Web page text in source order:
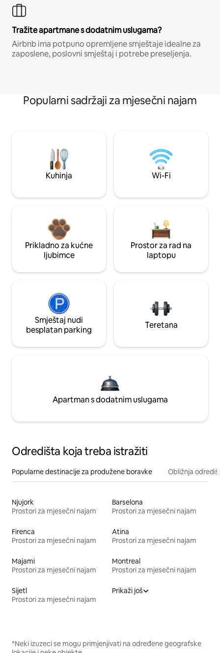
Tražite apartmane s dodatnim uslugama?
Airbnb ima potpuno opremljene smještaje idealne za
zaposlene, poslovni smještaj i potrebe preseljenja.
Popularni sadržaji za mjesečni najam
Kuhinja Wi-Fi
Prikladno za kućne
ljubimce
Prostor za rad na
laptopu
Smještaj nudi
besplatan parking
Teretana
Apartman s dodatnim uslugama
Odredišta koja treba istražiti
Popularne destinacije za produžene boravke Obližnja
Njujork
Prostori za mjesečni najam
Barselona
Prostori za mjesečni najam
Firenca
Prostori za mjesečni najam
Atina
Prostori za mjesečni najam
Majami
Prostori za mjesečni najam
Montreal
Prostori za mjesečni najam
Sijetl
Prostori za mjesečni najam
Prikaži još
*Neki izuzeci se mogu primjenjivati na određene geografske